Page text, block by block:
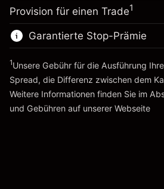
~€200,000.00
Geld aus Hebelwirkung ~ $
fremdfinanzierten
Positionswert
Positionsgröße mit
Geld aus Hebelwirkung ~ $
Zur Plattform
Provision für einen Trade1
Garantierte Stop-Prämie
1Unsere Gebühr für die Ausführung
Spread, die Differenz zwischen dem
Weitere Informationen finden Sie im
und Gebühren auf unserer Webseite